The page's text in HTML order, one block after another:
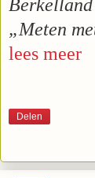
„Meten
lees meer
Delen